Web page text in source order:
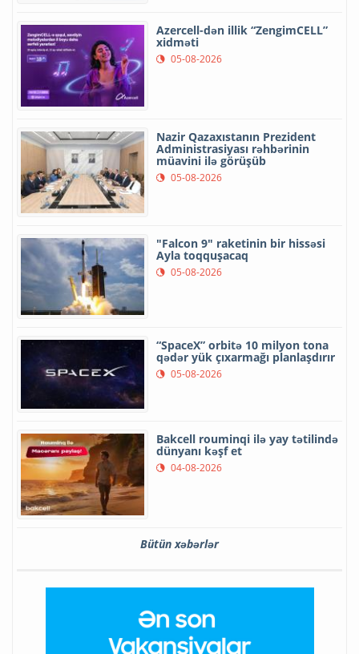
Azercell-dən illik “ZengimCELL”
xidməti
05-08-2026
Nazir Qazaxıstanın Prezident
Administrasiyası rəhbərinin
müavini ilə görüşüb
05-08-2026
"Falcon 9" raketinin bir hissəsi
Ayla toqquşacaq
05-08-2026
“SpaceX” orbitə 10 milyon tona
qədər yük çıxarmağı planlaşdırır
05-08-2026
Bakcell rouminqi ilə yay tətilində
dünyanı kəşf et
04-08-2026
Bütün xəbərlər